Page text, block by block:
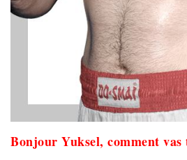
Bonjour Yuksel, comment vas